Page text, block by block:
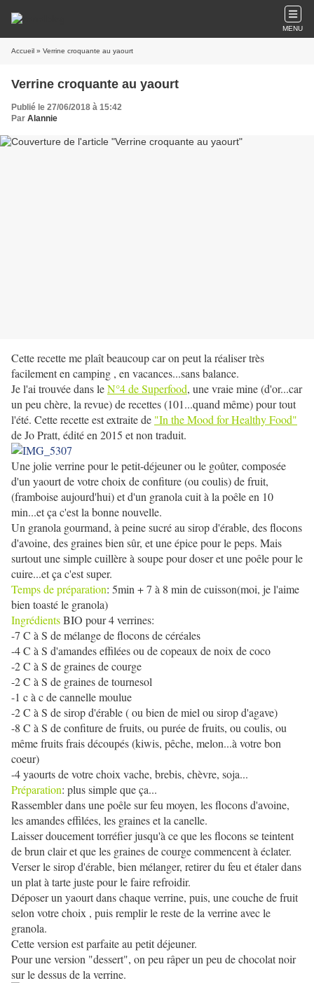
MENU
Accueil » Verrine croquante au yaourt
Verrine croquante au yaourt
Publié le 27/06/2018 à 15:42
Par Alannie
Cette recette me plaît beaucoup car on peut la réaliser très
facilement en camping , en vacances...sans balance.
Je l'ai trouvée dans leN°4 de Superfood, une vraie mine (d'or...car
un peu chère, la revue) de recettes (101...quand même) pour tout
l'été. Cette recette est extraite de "In the Mood for Healthy Food"
de Jo Pratt, édité en 2015 et non traduit.
Une jolie verrine pour le petit-déjeuner ou le goûter, composée
d'un yaourt de votre choix de confiture (ou coulis) de fruit,
(framboise aujourd'hui) et d'un granola cuit à la poêle en 10
min...et ça c'est la bonne nouvelle.
Un granola gourmand, à peine sucré au sirop d'érable, des flocons
d'avoine, des graines bien sûr, et une épice pour le peps. Mais
surtout une simple cuillère à soupe pour doser et une poêle pour le
cuire...et ça c'est super.
Temps de préparation: 5min + 7 à 8 min de cuisson(moi, je l'aime
bien toasté le granola)
IngrédientsBIO pour 4 verrines:
-7 C à S de mélange de flocons de céréales
-4 C à S d'amandes effilées ou de copeaux de noix de coco
-2 C à S de graines de courge
-2 C à S de graines de tournesol
-1 c à c de cannelle moulue
-2 C à S de sirop d'érable ( ou bien de miel ou sirop d'agave)
-8 C à S de confiture de fruits, ou purée de fruits, ou coulis, ou
même fruits frais découpés (kiwis, pêche, melon...à votre bon
coeur)
-4 yaourts de votre choix vache, brebis, chèvre, soja...
Préparation: plus simple que ça...
Rassembler dans une poêle sur feu moyen, les flocons d'avoine,
les amandes effilées, les graines et la canelle.
Laisser doucement torréfier jusqu'à ce que les flocons se teintent
de brun clair et que les graines de courge commencent à éclater.
Verser le sirop d'érable, bien mélanger, retirer du feu et étaler dans
un plat à tarte juste pour le faire refroidir.
Déposer un yaourt dans chaque verrine, puis, une couche de fruit
selon votre choix , puis remplir le reste de la verrine avec le
granola.
Cette version est parfaite au petit déjeuner.
Pour une version "dessert", on peu râper un peu de chocolat noir
sur le dessus de la verrine.